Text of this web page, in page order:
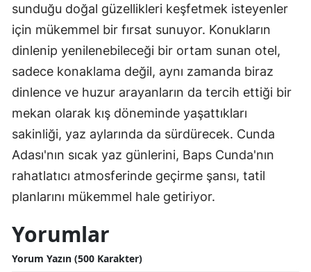
sunduğu doğal güzellikleri keşfetmek isteyenler
için mükemmel bir fırsat sunuyor. Konukların
dinlenip yenilenebileceği bir ortam sunan otel,
sadece konaklama değil, aynı zamanda biraz
dinlence ve huzur arayanların da tercih ettiği bir
mekan olarak kış döneminde yaşattıkları
sakinliği, yaz aylarında da sürdürecek. Cunda
Adası'nın sıcak yaz günlerini, Baps Cunda'nın
rahatlatıcı atmosferinde geçirme şansı, tatil
planlarını mükemmel hale getiriyor.
Yorumlar
Yorum Yazın (500 Karakter)